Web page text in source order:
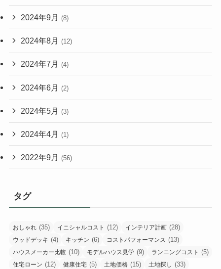
2024年9月 (8)
2024年8月 (12)
2024年7月 (4)
2024年6月 (2)
2024年5月 (3)
2024年4月 (1)
2022年9月 (56)
タグ
おしゃれ (35) イニシャルコスト (12) インテリア計画 (28)
ウッドデッキ (4) キッチン (6) コストパフォーマンス (13)
ハウスメーカー比較 (10) モデルハウス見学 (9) ランニングコスト (5)
住宅ローン (12) 健康住宅 (5) 土地価格 (15) 土地探し (33)